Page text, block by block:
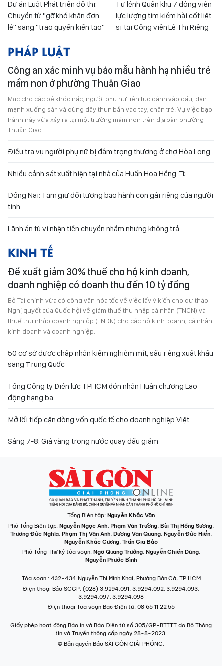
Dự án Luật Phát triển đô thị:
Chuyển từ "gỡ khó khăn đơn
lẻ" sang "trao quyền kiến tạo"
Tư lệnh Quân khu 7 động viên
lực lượng tìm kiếm hài cốt liệt
sĩ tại Công viên Lê Thị Riêng
PHÁP LUẬT
Công an xác minh vụ bảo mẫu hành hạ nhiều trẻ
mầm non ở phường Thuận Giao
Mặc cho các bé khóc nấc, người phụ nữ liên tục đánh vào đầu, dằn
mạnh xuống sàn và dùng dây thun bắn vào tay, chân trẻ. Vụ việc bạo
hành này vừa xảy ra tại một trường mầm non trên địa bàn phường
Thuận Giao.
Điều tra vụ người phụ nữ bị đâm trọng thương ở chợ Hòa Long
Nhiều cảnh sát xuất hiện tại nhà của Huấn Hoa Hồng
Đồng Nai: Tạm giữ đối tượng bạo hành con gái riêng của người
tình
Lãnh án tù vì nhận tiền chuyển nhầm nhưng không trả
KINH TẾ
Đề xuất giảm 30% thuế cho hộ kinh doanh,
doanh nghiệp có doanh thu đến 10 tỷ đồng
Bộ Tài chính vừa có công văn hỏa tốc về việc lấy ý kiến cho dự thảo
Nghị quyết của Quốc hội về giảm thuế thu nhập cá nhân (TNCN) và
thuế thu nhập doanh nghiệp (TNDN) cho các hộ kinh doanh, cá nhân
kinh doanh và doanh nghiệp.
50 cơ sở được chấp nhận kiểm nghiệm mít, sầu riêng xuất khẩu
sang Trung Quốc
Tổng Công ty Điện lực TPHCM đón nhận Huân chương Lao
động hạng ba
Mở lối tiếp cận dòng vốn quốc tế cho doanh nghiệp Việt
Sáng 7-8: Giá vàng trong nước quay đầu giảm
Tổng Biên tập: Nguyễn Khắc Văn
Phó Tổng Biên tập: Nguyễn Ngọc Anh, Phạm Văn Trường, Bùi Thị Hồng Sương,
Trương Đức Nghĩa, Phạm Thị Vân Anh, Dương Văn Quang, Nguyễn Đức Hiển,
Nguyễn Khắc Cường, Trần Gia Bảo
Phó Tổng Thư ký tòa soạn: Ngô Quang Trưởng, Nguyễn Chiến Dũng,
Nguyễn Phước Bình
Tòa soạn : 432-434 Nguyễn Thị Minh Khai, Phường Bàn Cờ, TP.HCM
Điện thoại Báo SGGP: (028) 3.9294.091, 3.9294.092, 3.9294.093,
3.9294.097, 3.9294.098
Điện thoại Tòa soạn Báo Điện tử: 08 65 11 22 55
Giấy phép hoạt động Báo in và Báo Điện tử số 305/GP-BTTTT do Bộ Thông
tin và Truyền thông cấp ngày 28-8-2023.
© Bản quyền Báo SÀI GÒN GIẢI PHÓNG.